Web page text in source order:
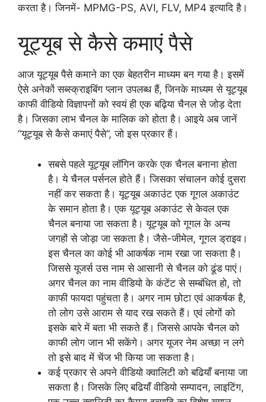
करता है। जिनमें- MPMG-PS, AVI, FLV, MP4 इत्यादि है।
यूट्यूब से कैसे कमाएं पैसे
आज यूट्यूब पैसे कमाने का एक बेहतरीन माध्यम बन गया है। इसमें
ऐसे अनेकों सब्स्क्राइबिंग प्लान उपलब्ध हैं, जिनके माध्यम से यूट्यूब
काफी वीडियो विज्ञापनों को स्वयं ही एक बढ़िया चैनल से जोड़ देता
है। जिसका लाभ चैनल के मालिक को होता है। आइये अब जानें
“यूट्यूब से कैसे कमाएं पैसे”, जो इस प्रकार हैं।
सबसे पहले यूट्यूब लॉगिन करके एक चैनल बनाना होता
है। ये चैनल पर्सनल होते हैं। जिसका संचालन कोई दुसरा
नहीं कर सकता है। यूट्यूब अकाउंट एक गूगल अकाउंट
के समान होता है। एक यूट्यूब अकाउंट से केवल एक
चैनल बनाया जा सकता है। यूट्यूब को गूगल के अन्य
जगहों से जोड़ा जा सकता है। जैसे-जीमेल, गूगल ड्राइव।
इस चैनल का कोई भी आकर्षक नाम रखा जा सकता है।
जिससे यूजर्स उस नाम से आसानी से चैनल को ढूंड पाएं।
अगर चैनल का नाम वीडियो के कंटेंट से सम्बंधित हो, तो
काफी फायदा पहुंचता है। अगर नाम छोटा एवं आकर्षक है,
तो लोग उसे आराम से याद रख सकते हैं। एवं लोगों को
इसके बारे में बता भी सकते हैं। जिससे आपके चैनल को
काफी लोग जान भी सकेंगे। अगर यूजर नेम अच्छा न लगे
तो इसे बाद में चेंज भी किया जा सकता है।
कई प्रकार से अपने वीडियो क्वालिटी को बढियाँ बनाया जा
सकता है। जिसके लिए बढियाँ वीडियो सम्पादन, लाइटिंग,